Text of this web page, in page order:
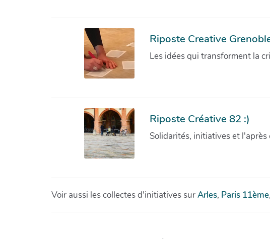
Riposte Creative
Les idées qui transforment la
Riposte Créative 82 :)
Solidarités, initiatives et l'après
Voir aussi les collectes d'initiatives surArles, Paris 11ème